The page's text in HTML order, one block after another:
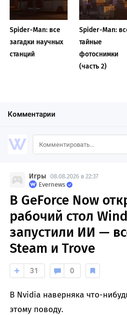
Spider-Man: все
загадки научных
станций
Spider-Man:
тайные
фотоснимки
(часть 2)
Комментарии
Игры 08.08.2026 в 22:37
Evernews
В GeForce Now
рабочий стол
запустили ИИ —
Steam и Trove
31 0
В Nvidia наверняка что-
этому поводу.